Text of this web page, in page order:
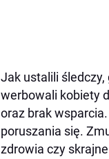
Jak ustalili śledczy,
werbowali kobiety
oraz brak
poruszania się.
zdrowia czy